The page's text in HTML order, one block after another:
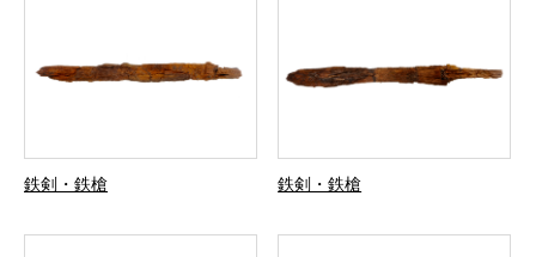
鉄剣・鉄槍 鉄剣・鉄槍